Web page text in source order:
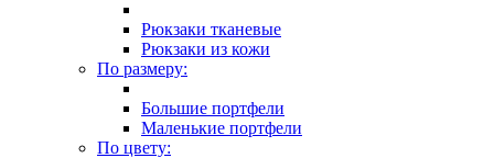
Рюкзаки тканевые
Рюкзаки из кожи
По размеру:
Большие портфели
Маленькие портфели
По цвету: